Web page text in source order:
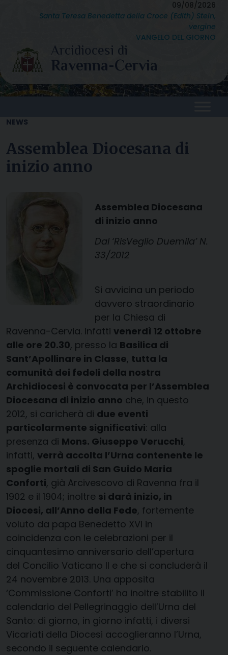
09/08/2026
Santa Teresa Benedetta della Croce (Edith) Stein,
vergine
VANGELO DEL GIORNO
NEWS
Assemblea Diocesana di
inizio anno
Assemblea Diocesana
di inizio anno
Dal ‘RisVeglio Duemila’ N.
33/2012
Si avvicina un periodo
davvero straordinario
per la Chiesa di
Ravenna-Cervia. Infatti venerdì 12 ottobre
alle ore 20.30, presso la Basilica di
Sant’Apollinare in Classe, tutta la
comunità dei fedeli della nostra
Archidiocesi è convocata per l’Assemblea
Diocesana di inizio anno che, in questo
2012, si caricherà di due eventi
particolarmente significativi: alla
presenza di Mons. Giuseppe Verucchi,
infatti, verrà accolta l’Urna contenente le
spoglie mortali di San Guido Maria
Conforti, già Arcivescovo di Ravenna fra il
1902 e il 1904; inoltre si darà inizio, in
Diocesi, all’Anno della Fede, fortemente
voluto da papa Benedetto XVI in
coincidenza con le celebrazioni per il
cinquantesimo anniversario dell’apertura
del Concilio Vaticano II e che si concluderà il
24 novembre 2013. Una apposita
‘Commissione Conforti’ ha inoltre stabilito il
calendario del Pellegrinaggio dell’Urna del
Santo: di giorno, in giorno infatti, i diversi
Vicariati della Diocesi accoglieranno l’Urna,
secondo il seguente calendario.